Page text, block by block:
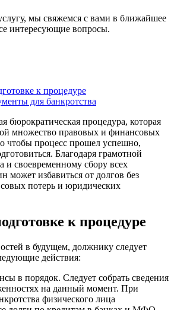
мы свяжемся с вами в ближайшее
интересующие вопросы.
к процедуре
для банкротства
бюрократическая процедура, которая
множество правовых и финансовых
чтобы процесс прошел успешно,
Благодаря грамотной
и своевременному сбору всех
может избавиться от долгов без
потерь и юридических
к процедуре
в будущем, должнику следует
действия:
в порядок. Следует собрать сведения
на данный момент. При
физического лица